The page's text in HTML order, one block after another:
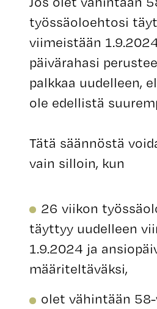
työssäoloehtosi
viimeistään
päivärahasi
palkkaa uudelleen,
ole edellistä
Tätä säännöstä
vain silloin, kun
26 viikon
täyttyy uudelleen
1.9.2024 ja
määriteltäväksi,
olet vähintään